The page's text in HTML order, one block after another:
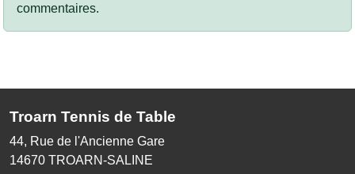
commentaires.
Troarn Tennis de Table
44, Rue de l'Ancienne Gare
14670 TROARN-SALINE